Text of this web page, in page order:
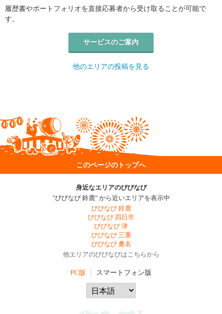
履歴書やポートフォリオを直接応募者から受け取ることが可能で
す。
サービスのご案内
他のエリアの投稿を見る
このページのトップへ
身近なエリアのびびなび
"びびなび 鈴鹿" から近いエリアを表示中
びびなび 鈴鹿
びびなび 四日市
びびなび 津
びびなび 三重
びびなび 桑名
他エリアのびびなびはこちらから
PC版 スマートフォン版